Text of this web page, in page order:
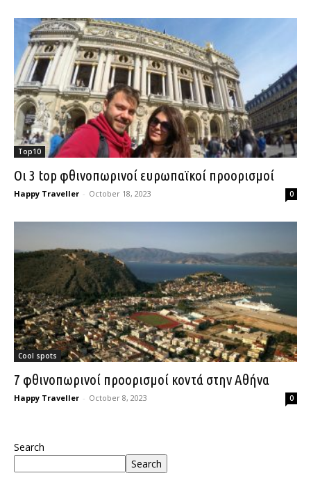
Top10
Οι 3 top φθινοπωρινοί ευρωπαϊκοί προορισμοί
Happy Traveller - October 18, 2023 0
Cool spots
7 φθινοπωρινοί προορισμοί κοντά στην Αθήνα
Happy Traveller - October 8, 2023 0
Search
Search